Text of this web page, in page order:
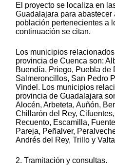
El proyecto se localiza en
Guadalajara para
población pertenecientes a
continuación se citan.
Los municipios
provincia de Cuenca son:
Buendía, Priego, Puebla de
Salmeroncillos, San Pedro
Vindel. Los municipios
provincia de Guadalajara
Alocén, Arbeteta, Auñón,
Chillarón del Rey,
Recuento, Escamilla,
Pareja, Peñalver,
Andrés del Rey, Trillo y
2. Tramitación y consultas.